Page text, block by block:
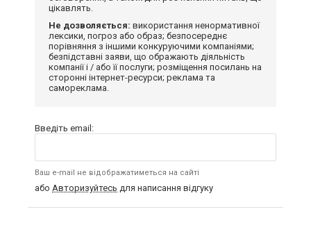
цікавлять.
Не дозволяється: використання ненормативної
лексики, погроз або образ; безпосереднє
порівняння з іншими конкуруючими компаніями;
безпідставні заяви, що ображають діяльність
компанії і / або її послуги; розміщення посилань на
сторонні інтернет-ресурси; реклама та
самореклама.
Введіть email:
Ваш e-mail не відображатиметься на сайті
або Авторизуйтесь для написання відгуку